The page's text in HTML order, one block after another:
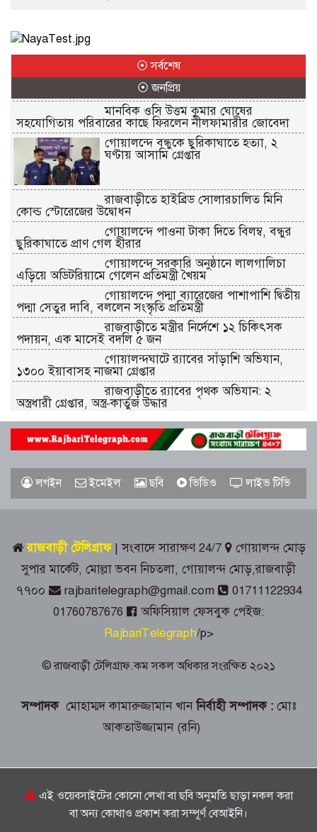
⦿ সর্বশেষ
⦿ জনপ্রিয়
মানবিক ওসি উত্তম কুমার ঘোষের
সহযোগিতায় পরিবারের কাছে ফিরলেন নীলফামারীর জোবেদা
গোয়ালন্দে বন্ধুকে ছুরিকাঘাতে হত্যা, ২
ঘণ্টায় আসামি গ্রেপ্তার
রাজবাড়ীতে হাইব্রিড সোলারচালিত মিনি
কোল্ড স্টোরেজের উদ্বোধন
গোয়ালন্দে পাওনা টাকা দিতে বিলম্ব, বন্ধুর
ছুরিকাঘাতে প্রাণ গেল হীরার
গোয়ালন্দে সরকারি অনুষ্ঠানে লালগালিচা
এড়িয়ে অডিটরিয়ামে গেলেন প্রতিমন্ত্রী খৈয়ম
গোয়ালন্দে পদ্মা ব্যারেজের পাশাপাশি দ্বিতীয়
পদ্মা সেতুর দাবি, বললেন সংস্কৃতি প্রতিমন্ত্রী
রাজবাড়ীতে মন্ত্রীর নির্দেশে ১২ চিকিৎসক
পদায়ন, এক মাসেই বদলি ৫ জন
গোয়ালন্দঘাটে র‌্যাবের সাঁড়াশি অভিযান,
১৩০০ ইয়াবাসহ নাজমা গ্রেপ্তার
রাজবাড়ীতে র‌্যাবের পৃথক অভিযান: ২
অস্ত্রধারী গ্রেপ্তার, অস্ত্র-কার্তুজ উদ্ধার
পাংশায় সাংবাদিক আকাশ মাহমুদের ওপর
হামলার ঘটনায় বিশু সরদার গ্রেপ্তার
গোয়ালন্দে জুলাই গণঅভ্যুত্থান দিবস পালিত
আগস্ট গণঅভ্যুত্থান দিবস পালিত
জুলাই স্মৃতিস্তম্ভে রাজবাড়ী জেলা পুলিশ-
প্রশাসনের শ্রদ্ধাঞ্জলি
মামলার আসামি রিনা গ্রেপ্তার
রাজবাড়ীতে জুলাই গণঅভ্যুত্থান দিবস
পালনে দিনব্যাপী নানা কর্মসূচি
গোয়ালন্দে সোয়া কোটি টাকার সড়কে দুই
৭৬ বছর ধরে বিনা পারিশ্রমিকে কবর খুঁড়ছেন
লগইন ইমেইল ছবি ভিডিও লাইভ টিভি
রাজবাড়ী টেলিগ্রাফ | সংবাদে সারাক্ষণ 24/7
গোয়ালন্দ মোড়
সুপার মার্কেট, মোল্লা ভবন নিচতলা, গোয়ালন্দ মোড়,রাজবাড়ী
৭৭০০
rajbaritelegraph@gmail.com
01711122934
01760787676
অফিসিয়াল ফেসবুক পেইজ:
RajbariTelegraph/p>
© রাজবাড়ী টেলিগ্রাফ.কম সকল অধিকার সংরক্ষিত ২০২১
সম্পাদক মোহাম্মদ কামারুজ্জামান খাননির্বাহী সম্পাদক :মোঃ
আকতাউজ্জামান (রনি)
এই ওয়েবসাইটের কোনো লেখা বা ছবি অনুমতি ছাড়া নকল করা
বা অন্য কোথাও প্রকাশ করা সম্পূর্ণ বেআইনি।